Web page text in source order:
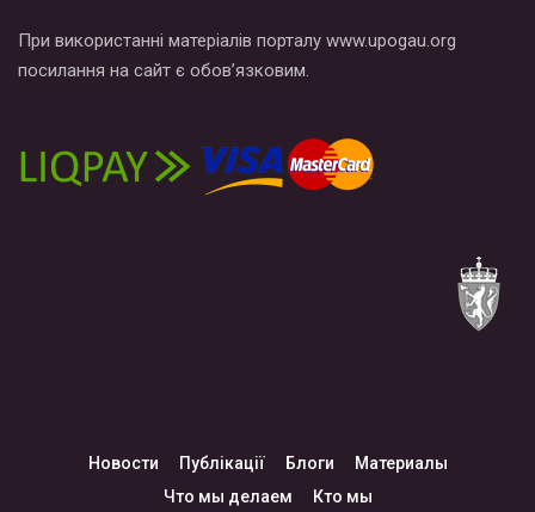
При використанні матеріалів порталу www.upogau.org
посилання на сайт є обов’язковим.
Новости Публікації Блоги
Материалы
Что мы делаем
Кто мы